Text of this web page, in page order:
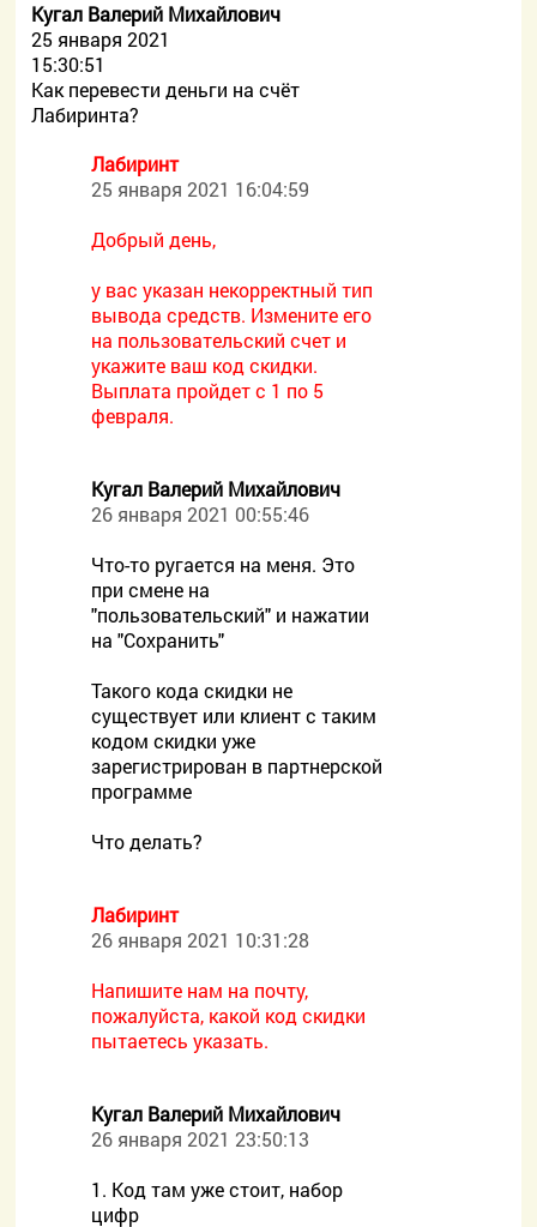
Кугал Валерий Михайлович
25 января 2021
15:30:51
Как перевести деньги на счёт
Лабиринта?
Лабиринт
25 января 2021 16:04:59
Добрый день,
у вас указан некорректный тип
вывода средств. Измените его
на пользовательский счет и
укажите ваш код скидки.
Выплата пройдет с 1 по 5
февраля.
Кугал Валерий Михайлович
26 января 2021 00:55:46
Что-то ругается на меня. Это
при смене на
"пользовательский" и нажатии
на "Сохранить"
Такого кода скидки не
существует или клиент с таким
кодом скидки уже
зарегистрирован в партнерской
программе
Что делать?
Лабиринт
26 января 2021 10:31:28
Напишите нам на почту,
пожалуйста, какой код скидки
пытаетесь указать.
Кугал Валерий Михайлович
26 января 2021 23:50:13
1. Код там уже стоит, набор
цифр